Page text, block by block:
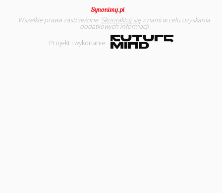
Wszelkie prawa zastrzeżone. Skontaktuj sięz nami w celu uzyskania
dodatkowych informacji
Projekt i wykonanie